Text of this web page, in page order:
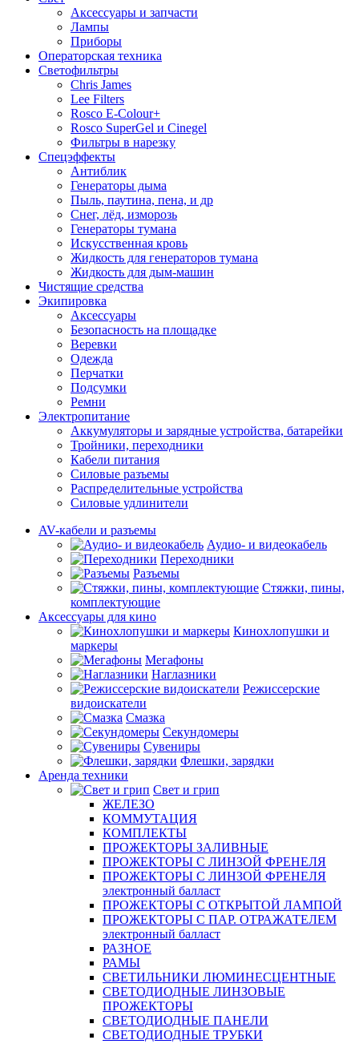
Аксессуары и запчасти
Лампы
Приборы
Операторская техника
Светофильтры
Chris James
Lee Filters
Rosco E-Colour+
Rosco SuperGel и Cinegel
Фильтры в нарезку
Спецэффекты
Антиблик
Генераторы дыма
Пыль, паутина, пена, и др
Снег, лёд, изморозь
Генераторы тумана
Искусственная кровь
Жидкость для генераторов тумана
Жидкость для дым-машин
Чистящие средства
Экипировка
Аксессуары
Безопасность на площадке
Веревки
Одежда
Перчатки
Подсумки
Ремни
Электропитание
Аккумуляторы и зарядные устройства, батарейки
Тройники, переходники
Кабели питания
Силовые разъемы
Распределительные устройства
Силовые удлинители
AV-кабели и разъемы
Аудио- и видеокабель
Переходники
Разъемы
Стяжки, пины,
комплектующие
Аксессуары для кино
Кинохлопушки и
маркеры
Мегафоны
Наглазники
Режиссерские
видоискатели
Смазка
Секундомеры
Сувениры
Флешки, зарядки
Аренда техники
Свет и грип
ЖЕЛЕЗО
КОММУТАЦИЯ
КОМПЛЕКТЫ
ПРОЖЕКТОРЫ ЗАЛИВНЫЕ
ПРОЖЕКТОРЫ С ЛИНЗОЙ ФРЕНЕЛЯ
ПРОЖЕКТОРЫ С ЛИНЗОЙ ФРЕНЕЛЯ
электронный балласт
ПРОЖЕКТОРЫ С ОТКРЫТОЙ ЛАМПОЙ
ПРОЖЕКТОРЫ С ПАР. ОТРАЖАТЕЛЕМ
электронный балласт
РАЗНОЕ
РАМЫ
СВЕТИЛЬНИКИ ЛЮМИНЕСЦЕНТНЫЕ
СВЕТОДИОДНЫЕ ЛИНЗОВЫЕ
ПРОЖЕКТОРЫ
СВЕТОДИОДНЫЕ ПАНЕЛИ
СВЕТОДИОДНЫЕ ТРУБКИ